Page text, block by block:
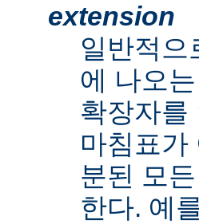
extension
일반적으
에 나오
확장자
마침표가
분된 모
한다. 예